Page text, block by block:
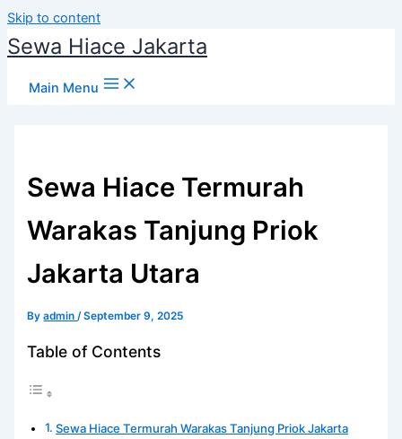
Skip to content
Sewa Hiace Jakarta
Main Menu
Sewa Hiace Termurah
Warakas Tanjung Priok
Jakarta Utara
Byadmin/September 9, 2025
Table of Contents
Sewa Hiace Termurah Warakas Tanjung Priok Jakarta